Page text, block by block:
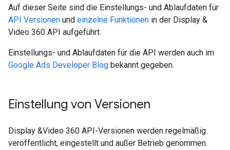
Auf dieser Seite sind die Einstellungs- und Ablaufdaten für
API Versionen und einzelne Funktionen in der Display &
Video 360 API aufgeführt.
Einstellungs- und Ablaufdaten für die API werden auch im
Google Ads Developer Blog bekannt gegeben.
Einstellung von Versionen
Display &Video 360 API-Versionen werden regelmäßig
veröffentlicht, eingestellt und außer Betrieb genommen.